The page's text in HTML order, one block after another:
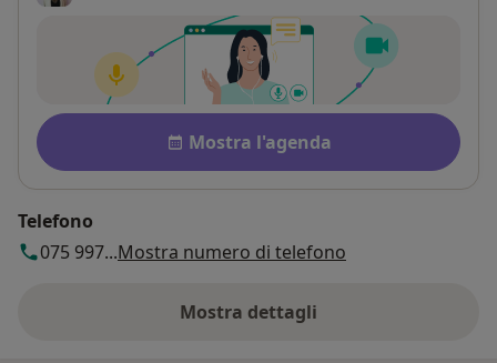
Disponibilità
Mostra l'agenda
Telefono
075 997...Mostra numero di telefono
Mostra dettagli
sull'indirizzo